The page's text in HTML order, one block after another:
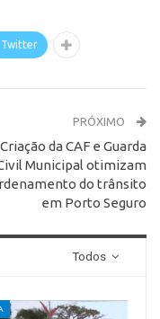
Twitter
PRÓXIMO
Criação da CAF e Guarda
Municipal otimizam
do trânsito
em Porto Seguro
Todos